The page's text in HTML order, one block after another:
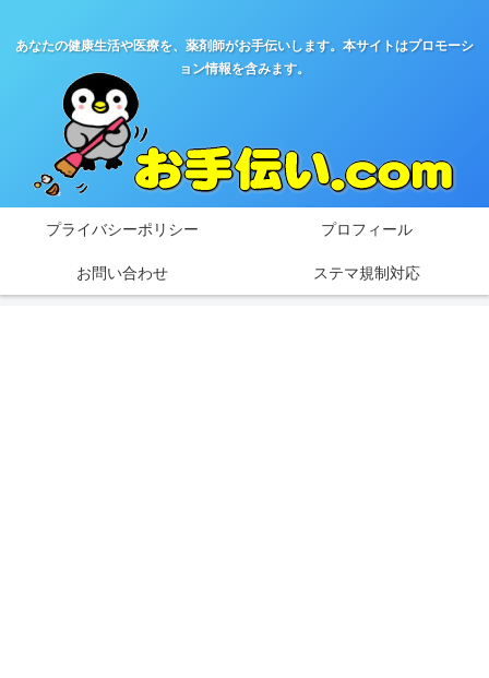
あなたの健康生活や医療を、薬剤師がお手伝いします。本サイトはプロモーシ
ョン情報を含みます。
プライバシーポリシー プロフィール
お問い合わせ ステマ規制対応